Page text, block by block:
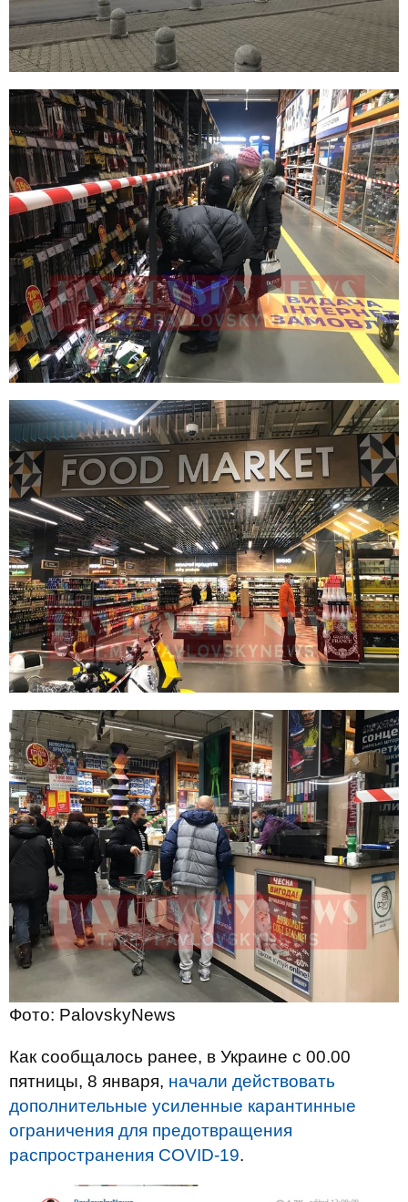
Фото: PalovskyNews
Как сообщалось ранее, в Украине с 00.00
пятницы, 8 января, начали действовать
дополнительные усиленные карантинные
ограничения для предотвращения
распространения COVID-19.